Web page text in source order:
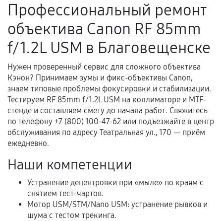
Поломка установленной детали при
нормальной эксплуатации в течение
гарантийного срока.
Несоответствие комплектующей заявленным
техническим характеристикам.
Документы для подтверждения
гарантии
Гарантийный талон.
услуг и сроком гарантии.
Документы на установленные комплектующие
и кассовый чек.
Профессиональный ремонт
объектива Canon RF 85mm
f/1.2L USM в Благовещенске
Нужен проверенный сервис для сложного объектива
Кэнон? Принимаем зумы и фикс-объективы Canon,
знаем типовые проблемы фокусировки и стабилизации.
Тестируем RF 85mm f/1.2L USM на коллиматоре и MTF-
стенде и составляем смету до начала работ. Свяжитесь
по телефону +7 (800) 100-47-62 или подъезжайте в центр
обслуживания по адресу Театральная ул., 170 — приём
ежедневно.
Наши компетенции
Устранение децентровки при «мыле» по краям с
снятием тест-чартов.
Мотор USM/STM/Nano USM: устранение рывков и
шума с тестом трекинга.